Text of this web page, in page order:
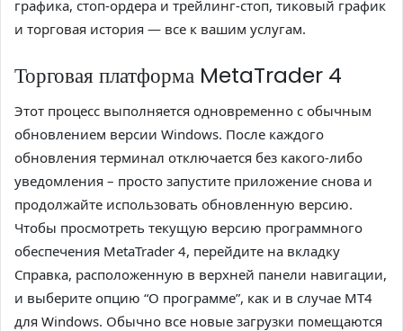
графика, стоп-ордера и трейлинг-стоп, тиковый график
и торговая история — все к вашим услугам.
Торговая платформа MetaTrader 4
Этот процесс выполняется одновременно с обычным
обновлением версии Windows. После каждого
обновления терминал отключается без какого-либо
уведомления – просто запустите приложение снова и
продолжайте использовать обновленную версию.
Чтобы просмотреть текущую версию программного
обеспечения MetaTrader 4, перейдите на вкладку
Справка, расположенную в верхней панели навигации,
и выберите опцию “О программе”, как и в случае MT4
для Windows. Обычно все новые загрузки помещаются